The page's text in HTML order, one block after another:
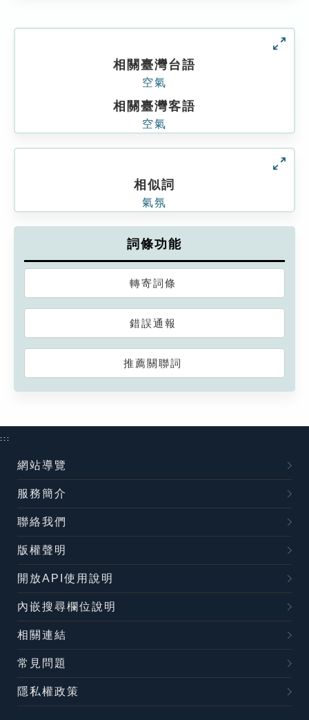
相關臺灣台語
空氣
相關臺灣客語
空氣
相似詞
氣氛
詞條功能
轉寄詞條
錯誤通報
推薦關聯詞
:::
網站導覽
服務簡介
聯絡我們
版權聲明
開放API使用說明
內嵌搜尋欄位說明
相關連結
常見問題
隱私權政策